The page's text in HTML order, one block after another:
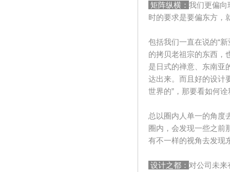
矩阵纵横： 我们更偏向
时的要求是要偏东方，
包括我们一直在说的“新
的拷贝老祖宗的东西，
是日式的禅意、东南亚
达出来。而且好的设计
世界的”，那要看如何
总以圈内人单一的角度
圈内，会发现一些之前
有不一样的视角去发现
设计之都： 对公司未来